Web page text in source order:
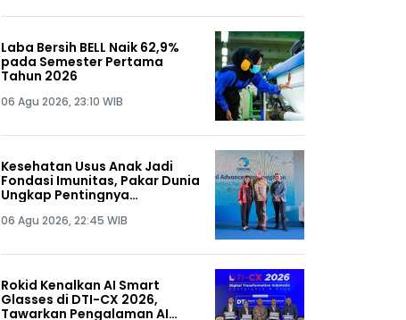
Laba Bersih BELL Naik 62,9%
pada Semester Pertama
Tahun 2026
06 Agu 2026, 23:10 WIB
Kesehatan Usus Anak Jadi
Fondasi Imunitas, Pakar Dunia
Ungkap Pentingnya
Pertama Kehidupan
06 Agu 2026, 22:45 WIB
Rokid Kenalkan AI Smart
Glasses di DTI-CX 2026,
Tawarkan Pengalaman AI